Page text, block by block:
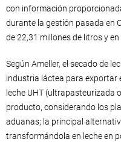
con información
durante la gestión pasada en
de 22,31 millones de litros y
Según Ameller, el secado de
industria láctea para exportar
leche UHT (ultrapasteurizada
producto, considerando los
aduanas; la principal
transformándola en leche en